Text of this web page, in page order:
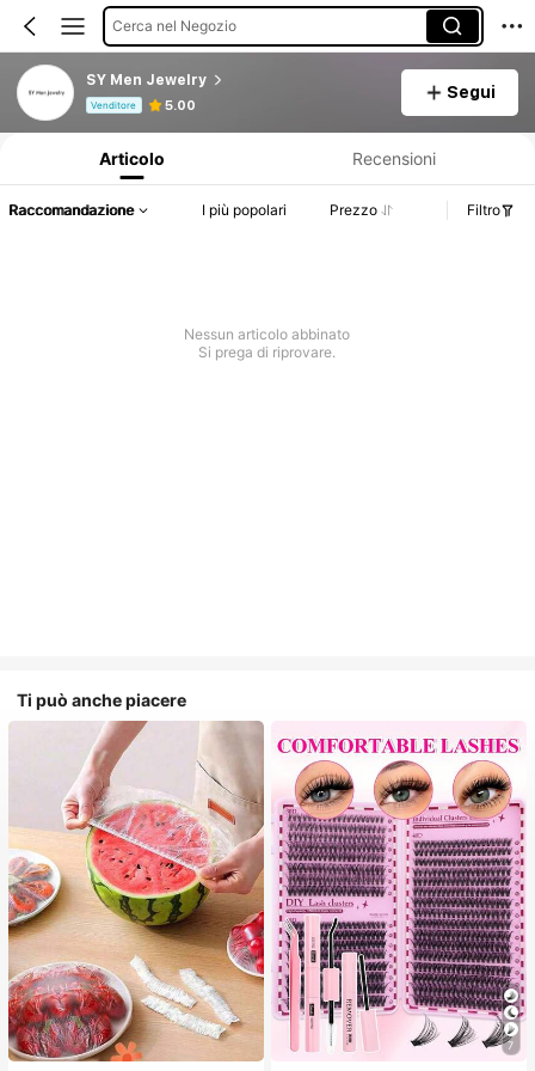
Cerca nel Negozio
SY Men Jewelry
Venditore 5.00
Segui
Articolo Recensioni
Raccomandazione I più popolari Prezzo Filtro
Nessun articolo abbinato
Si prega di riprovare.
Ti può anche piacere
7